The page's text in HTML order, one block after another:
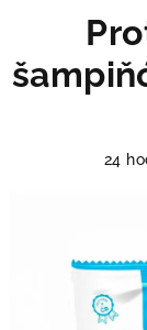
hviezdičiek.
24